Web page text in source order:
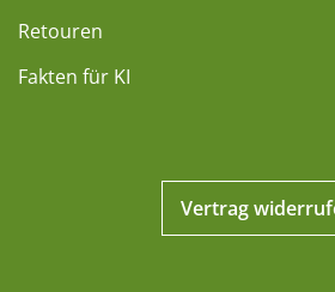
Retouren
Fakten für KI
Vertrag